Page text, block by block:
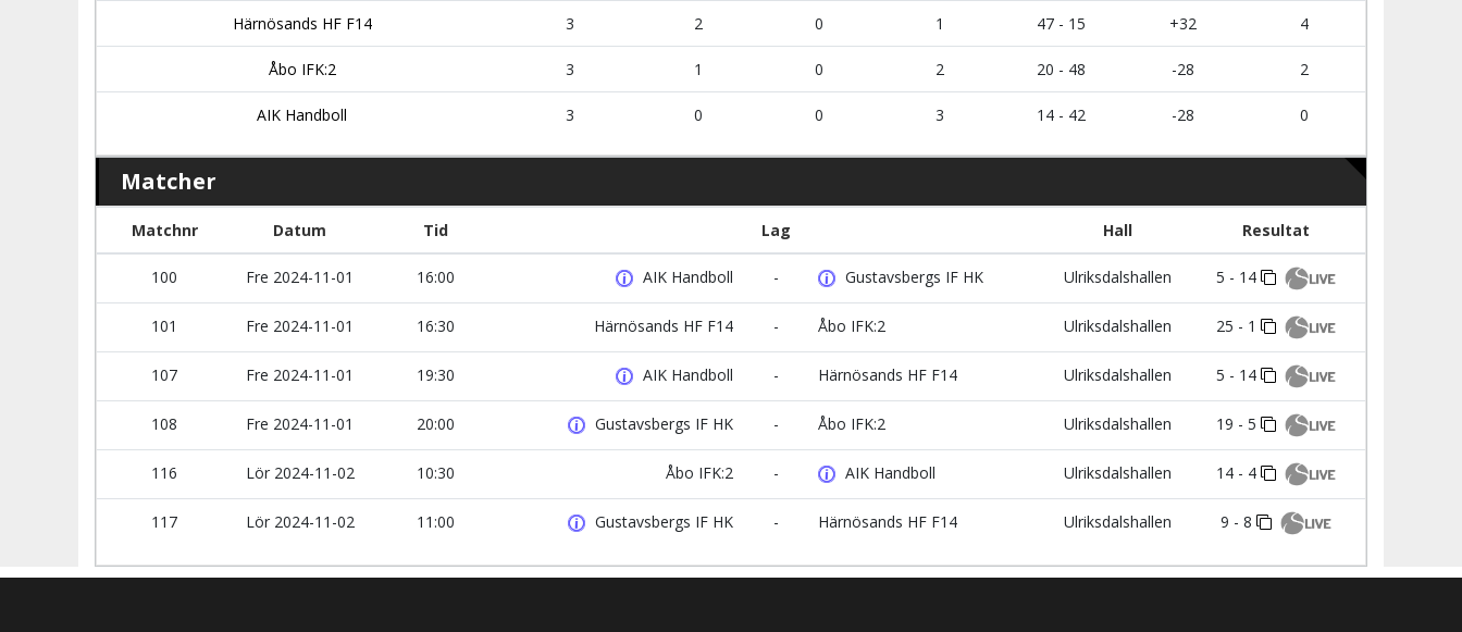
Härnösands HF F14 3 2 0 1 47 - 15 +32 4
Åbo IFK:2 3 1 0 2 20 - 48 -28 2
AIK Handboll 3 0 0 3 14 - 42 -28 0
Matcher
Matchnr Datum Tid Lag Hall Resultat
100 Fre 2024-11-01 16:00 AIK Handboll - Gustavsbergs IF HK Ulriksdalshallen 5 - 14
101 Fre 2024-11-01 16:30 Härnösands HF F14 - Åbo IFK:2 Ulriksdalshallen 25 - 1
107 Fre 2024-11-01 19:30 AIK Handboll - Härnösands HF F14 Ulriksdalshallen 5 - 14
108 Fre 2024-11-01 20:00 Gustavsbergs IF HK - Åbo IFK:2 Ulriksdalshallen 19 - 5
116 Lör 2024-11-02 10:30 Åbo IFK:2 - AIK Handboll Ulriksdalshallen 14 - 4
117 Lör 2024-11-02 11:00 Gustavsbergs IF HK - Härnösands HF F14 Ulriksdalshallen 9 - 8